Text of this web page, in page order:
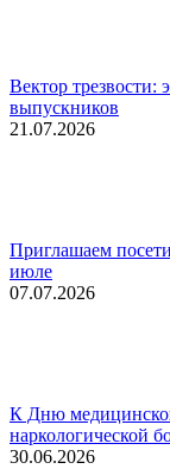
Вектор
выпускников
21.07.2026
Приглашаем
июле
07.07.2026
К Дню
наркологической
30.06.2026